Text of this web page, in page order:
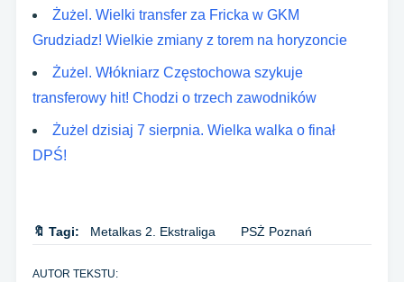
Żużel. Wielki transfer za Fricka w GKM
Grudziadz! Wielkie zmiany z torem na horyzoncie
Żużel. Włókniarz Częstochowa szykuje
transferowy hit! Chodzi o trzech zawodników
Żużel dzisiaj 7 sierpnia. Wielka walka o finał
DPŚ!
🔖 Tagi: Metalkas 2. Ekstraliga PSŻ Poznań
AUTOR TEKSTU: